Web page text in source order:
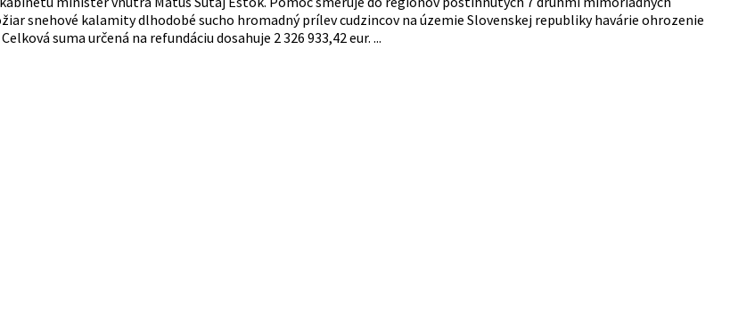
snehové kalamity dlhodobé sucho hromadný prílev cudzincov na územie Slovenskej republiky havárie ohrozenie
suma určená na refundáciu dosahuje 2 326 933,42 eur. ...